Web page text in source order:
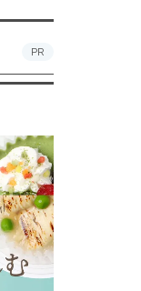
PR